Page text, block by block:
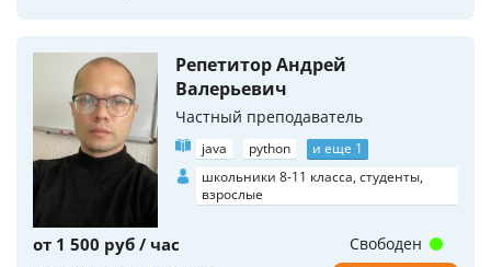
Репетитор Андрей
Валерьевич
Частный преподаватель
java python
и еще 1
школьники 8-11 класса, студенты,
взрослые
от 1 500 руб / час Свободен